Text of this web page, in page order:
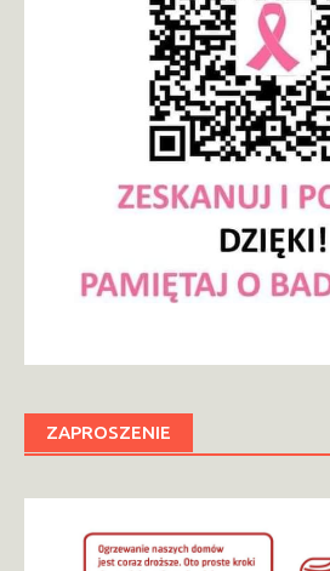
ZAPROSZENIE